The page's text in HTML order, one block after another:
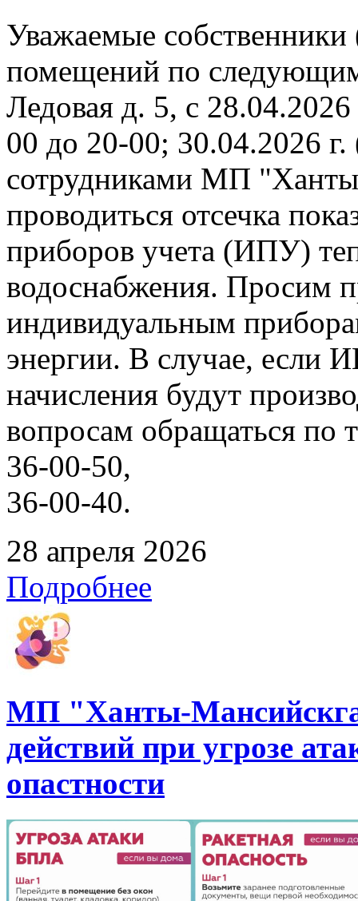
Уважаемые
помещений по
Ледовая д. 5, с
00 до 20-00; 30.04.2026
сотрудниками МП
проводиться отсечка
приборов учета (ИПУ)
водоснабжения. Просим
индивидуальным
энергии. В случае, если
начисления будут
вопросам обращаться по
36-00-50,
36-00-40.
28 апреля 2026
Подробнее
МП "Ханты-
действий при угрозе
опастности